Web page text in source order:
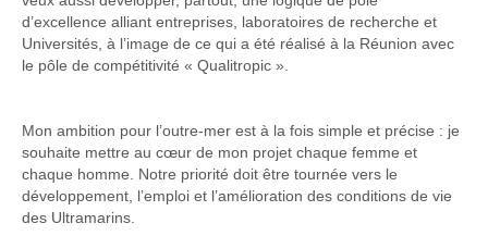
d’excellence alliant entreprises, laboratoires de recherche et
Universités, à l’image de ce qui a été réalisé à la Réunion avec
le pôle de compétitivité « Qualitropic ».
Mon ambition pour l’outre-mer est à la fois simple et précise : je
souhaite mettre au cœur de mon projet chaque femme et
chaque homme. Notre priorité doit être tournée vers le
développement, l’emploi et l’amélioration des conditions de vie
des Ultramarins.